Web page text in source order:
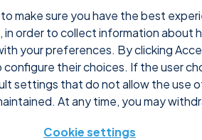
make sure you have the best
order to collect information
your preferences. By clicking
configure their choices. If the user
settings that do not allow the use
At any time, you may
Cookie settings
Perché Supremo Prezzi